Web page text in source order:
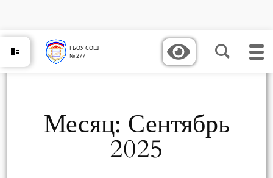
ГБОУ СОШ
№ 277
содержимому
Месяц: Сентябрь
2025